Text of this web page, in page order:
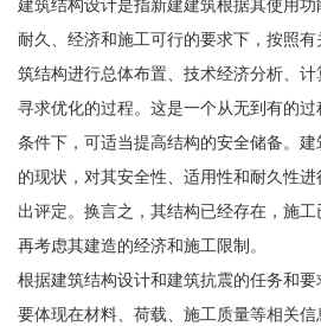
建筑结构设计是指新建建筑根据其使用功
耐久、经济和施工可行的要求下，按照
筑结构进行总体布置、技术经济分析、
寻求优化的过程。这是一个从无到有的
条件下，可适当提高结构的安全储备。
的现状，对其安全性、适用性和耐久性
出评定。换言之，其结构已经存在，施
再考虑其建造的经济和施工限制。
根据建筑结构设计和建筑抗震的任务和
要体现在材料、荷载、施工质量等相关信